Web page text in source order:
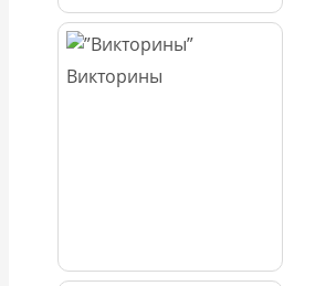
Викторины